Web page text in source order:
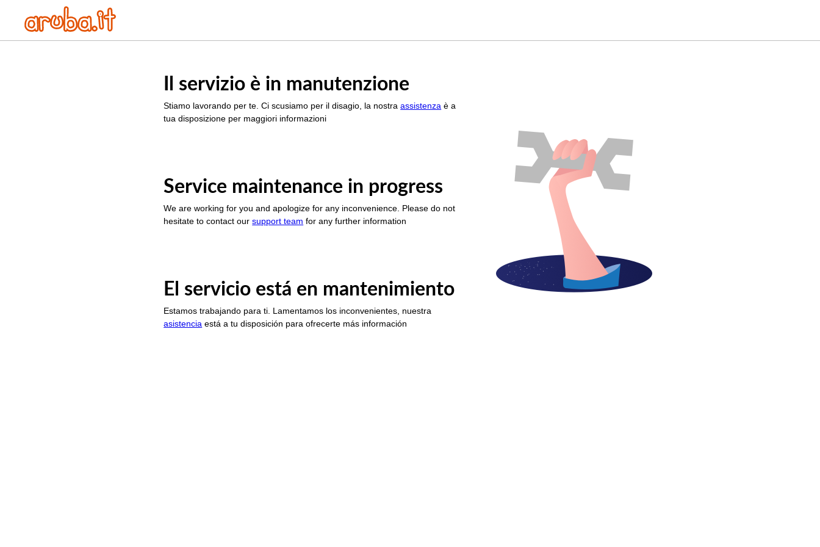
Il servizio è in manutenzione
Stiamo lavorando per te. Ci scusiamo per il disagio, la nostraassistenza è a
tua disposizione per maggiori informazioni
Service maintenance in progress
We are working for you and apologize for any inconvenience. Please do not
hesitate to contact oursupport team for any further information
El servicio está en mantenimiento
Estamos trabajando para ti. Lamentamos los inconvenientes, nuestra
asistencia está a tu disposición para ofrecerte más información